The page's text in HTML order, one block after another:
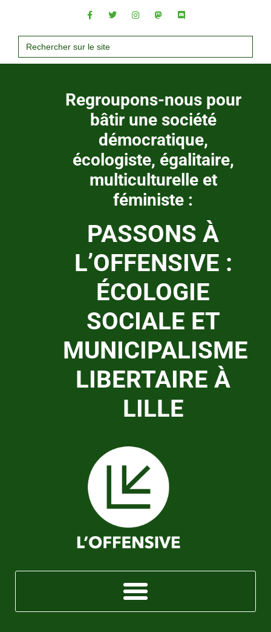
Search
for:
Regroupons-nous pour
bâtir une société
démocratique,
écologiste, égalitaire,
multiculturelle et
féministe :
PASSONS À
L’OFFENSIVE :
ÉCOLOGIE
SOCIALE ET
MUNICIPALISME
LIBERTAIRE À
LILLE